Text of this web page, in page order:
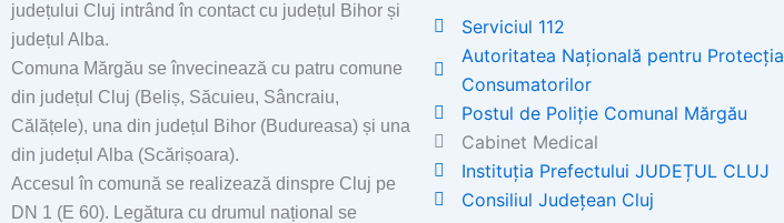
județului Cluj intrând în contact cu județul Bihor și
județul Alba.
Comuna Mărgău se învecinează cu patru comune
din județul Cluj (Beliș, Săcuieu, Sâncraiu,
Călățele), una din județul Bihor (Budureasa) și una
din județul Alba (Scărișoara).
Accesul în comună se realizează dinspre Cluj pe
DN 1 (E 60). Legătura cu drumul național se
Serviciul 112
Autoritatea Națională pentru Protecția
Consumatorilor
Postul de Poliţie Comunal Mărgău
Cabinet Medical
Instituția Prefectului JUDEȚUL CLUJ
Consiliul Județean Cluj